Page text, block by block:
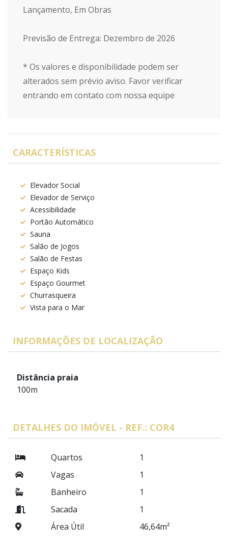
Lançamento, Em Obras
Previsão de Entrega: Dezembro de 2026
* Os valores e disponibilidade podem ser
alterados sem prévio aviso. Favor verificar
entrando em contato com nossa equipe
CARACTERÍSTICAS
Elevador Social
Elevador de Serviço
Acessibilidade
Portão Automático
Sauna
Salão de Jogos
Salão de Festas
Espaço Kids
Espaço Gourmet
Churrasqueira
Vista para o Mar
INFORMAÇÕES DE LOCALIZAÇÃO
Distância praia
100m
DETALHES DO IMÓVEL - REF.: COR4
Quartos
1
Vagas
1
Banheiro
1
Sacada
1
Área Útil
46,64m²